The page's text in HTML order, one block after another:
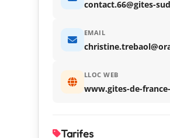
contact.66@gites-
EMAIL
LLOC WEB
www.gites-de-
Tarifes